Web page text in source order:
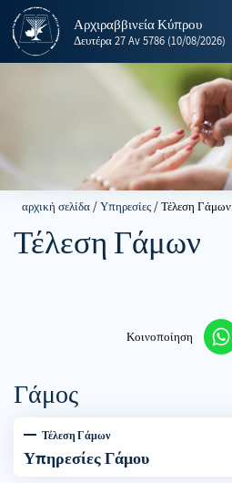
Αρχιραββινεία Κύπρου
Δευτέρα27 Av 5786 (10/08/2026)
αρχική σελίδα/Υπηρεσίες/Τέλεση Γάμων
Τέλεση Γάμων
Κοινοποίηση
Γάμος
Τέλεση Γάμων
Υπηρεσίες Γάμου